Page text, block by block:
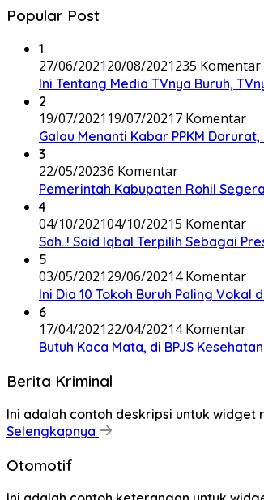
Popular Post
1
27/06/202120/08/2021235 Komentar
Ini Tentang Media TVnya Buruh,
2
19/07/2021 19/07/20217 Komentar
Galau Menanti Kabar PPKM
3
22/05/20236 Komentar
Pemerintah Kabupaten Rohil
4
04/10/202104/10/20215 Komentar
Sah..! Said Iqbal Terpilih Sebagai
5
03/05/202129/06/20214 Komentar
Ini Dia 10 Tokoh Buruh Paling Vokal
6
17/04/202122/04/20214 Komentar
Butuh Kaca Mata, di BPJS
Berita Kriminal
Ini adalah contoh deskripsi untuk
Selengkapnya
Otomotif